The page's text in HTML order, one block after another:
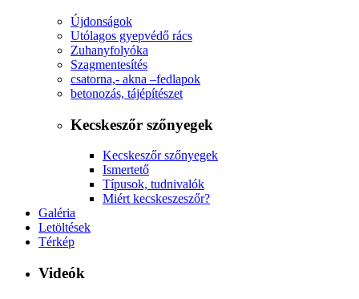
Újdonságok
Utólagos gyepvédő rács
Zuhanyfolyóka
Szagmentesítés
csatorna,- akna –fedlapok
betonozás, tájépítészet
Kecskeszőr szőnyegek
Kecskeszőr szőnyegek
Ismertető
Típusok, tudnivalók
Miért kecskeszeszőr?
Galéria
Letöltések
Térkép
Videók